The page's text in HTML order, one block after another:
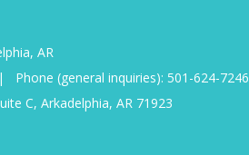
AR
| Phone (general inquiries): 501-624-7246
C, Arkadelphia, AR 71923